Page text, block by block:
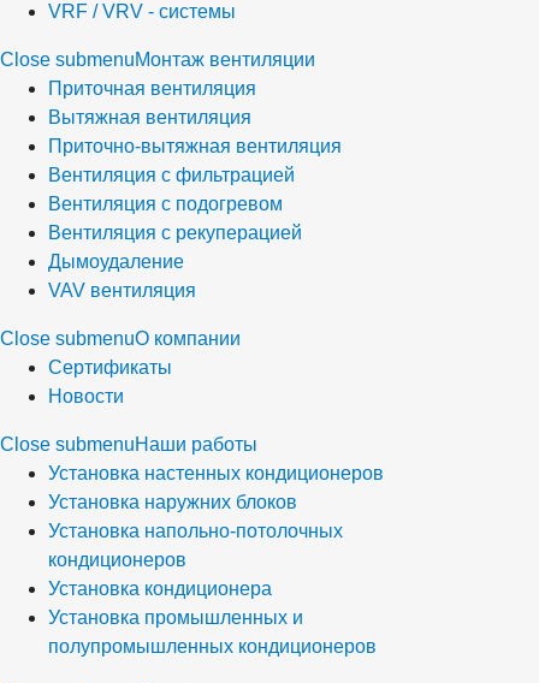
VRF / VRV - системы
Close submenuМонтаж вентиляции
Приточная вентиляция
Вытяжная вентиляция
Приточно-вытяжная вентиляция
Вентиляция с фильтрацией
Вентиляция с подогревом
Вентиляция с рекуперацией
Дымоудаление
VAV вентиляция
Close submenuО компании
Сертификаты
Новости
Close submenuНаши работы
Установка настенных кондиционеров
Установка наружних блоков
Установка напольно-потолочных
кондиционеров
Установка кондиционера
Установка промышленных и
полупромышленных кондиционеров